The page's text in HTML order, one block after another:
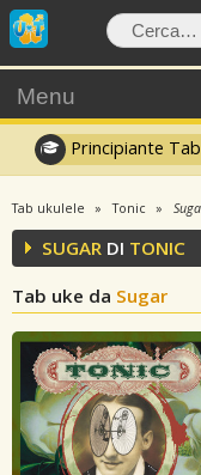
Menu
Principiante Tab
Tab ukulele Tonic
SUGAR DI TONIC
Tab uke da Sugar